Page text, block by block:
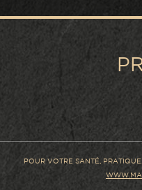
POUR VOTRE SANTÉ,